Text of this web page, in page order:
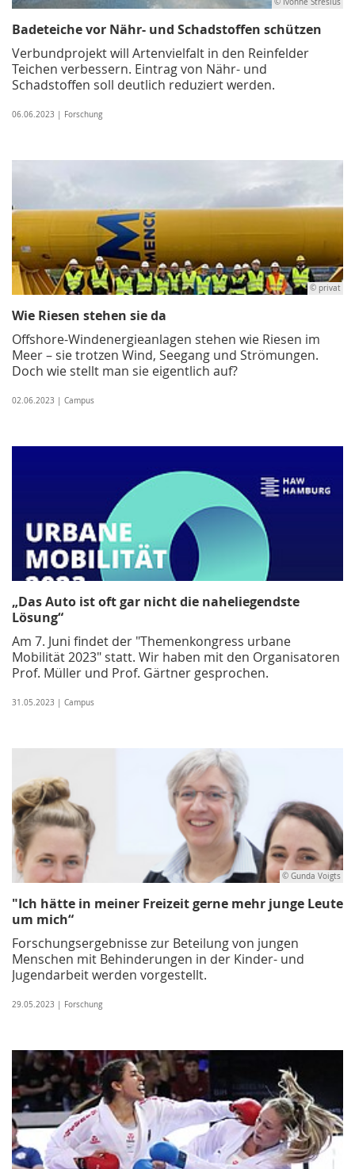
Badeteiche vor Nähr- und Schadstoffen schützen
Verbundprojekt will Artenvielfalt in den Reinfelder
Teichen verbessern. Eintrag von Nähr- und
Schadstoffen soll deutlich reduziert werden.
06.06.2023 | Forschung
© privat
Wie Riesen stehen sie da
Offshore-Windenergieanlagen stehen wie Riesen im
Meer – sie trotzen Wind, Seegang und Strömungen.
Doch wie stellt man sie eigentlich auf?
02.06.2023 | Campus
„Das Auto ist oft gar nicht die naheliegendste
Lösung“
Am 7. Juni findet der "Themenkongress urbane
Mobilität 2023" statt. Wir haben mit den Organisatoren
Prof. Müller und Prof. Gärtner gesprochen.
31.05.2023 | Campus
© Gunda Voigts
"Ich hätte in meiner Freizeit gerne mehr junge Leute
um mich“
Forschungsergebnisse zur Beteilung von jungen
Menschen mit Behinderungen in der Kinder- und
Jugendarbeit werden vorgestellt.
29.05.2023 | Forschung